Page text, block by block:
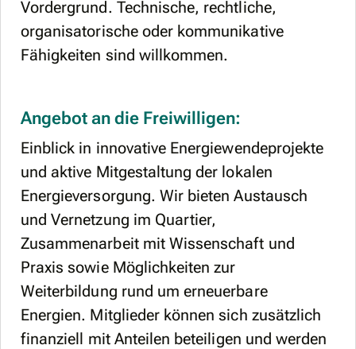
Vordergrund. Technische, rechtliche,
organisatorische oder kommunikative
Fähigkeiten sind willkommen.
Angebot an die Freiwilligen:
Einblick in innovative Energiewendeprojekte
und aktive Mitgestaltung der lokalen
Energieversorgung. Wir bieten Austausch
und Vernetzung im Quartier,
Zusammenarbeit mit Wissenschaft und
Praxis sowie Möglichkeiten zur
Weiterbildung rund um erneuerbare
Energien. Mitglieder können sich zusätzlich
finanziell mit Anteilen beteiligen und werden